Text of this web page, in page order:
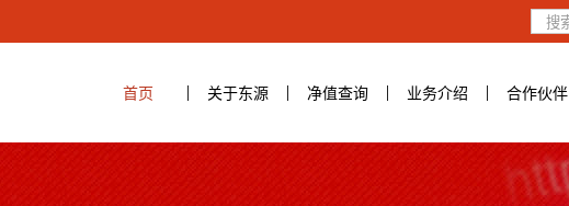
首页 关于东源 净值查询 业务介绍 合作伙伴